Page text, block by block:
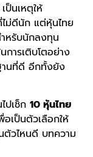
ป็นเหตุให้
ม่ดีนัก แต่หุ้นไทย
หรับนักลงทุน
การเติบโตอย่าง
านที่ดี อีกทั้งยัง
ปเช็ก10 หุ้นไทย
อเป็นตัวเลือกให้
ตัวไหนดี บทความ